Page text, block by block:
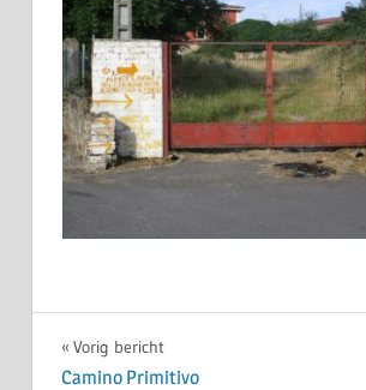
Bericht
Vorig bericht
Camino Primitivo